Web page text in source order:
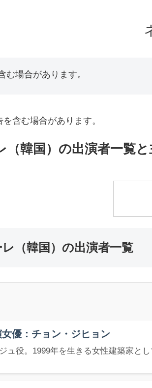
む場合があります。
含む場合があります。
（韓国）の出演者一覧
（韓国）の出演者一覧
女優：チョン・ジヒョン
ュ役。1999年を生きる女性建築家と